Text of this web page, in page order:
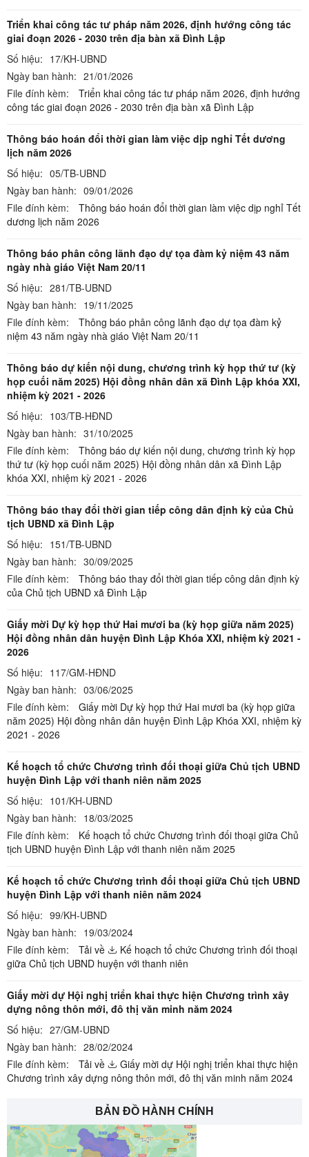
Triển khai công tác tư pháp năm 2026, định hướng công tác
giai đoạn 2026 - 2030 trên địa bàn xã Đình Lập
Số hiệu: 17/KH-UBND
Ngày ban hành: 21/01/2026
File đính kèm:
Triển khai công tác tư pháp năm 2026, định hướng
công tác giai đoạn 2026 - 2030 trên địa bàn xã Đình Lập
Thông báo hoán đổi thời gian làm việc dịp nghỉ Tết dương
lịch năm 2026
Số hiệu: 05/TB-UBND
Ngày ban hành: 09/01/2026
File đính kèm:
Thông báo hoán đổi thời gian làm việc dịp nghỉ Tết
dương lịch năm 2026
Thông báo phân công lãnh đạo dự tọa đàm kỷ niệm 43 năm
ngày nhà giáo Việt Nam 20/11
Số hiệu: 281/TB-UBND
Ngày ban hành: 19/11/2025
File đính kèm:
Thông báo phân công lãnh đạo dự tọa đàm kỷ
niệm 43 năm ngày nhà giáo Việt Nam 20/11
Thông báo dự kiến nội dung, chương trình kỳ họp thứ tư (kỳ
họp cuối năm 2025) Hội đồng nhân dân xã Đình Lập khóa XXI,
nhiệm kỳ 2021 - 2026
Số hiệu: 103/TB-HĐND
Ngày ban hành: 31/10/2025
File đính kèm:
Thông báo dự kiến nội dung, chương trình kỳ họp
thứ tư (kỳ họp cuối năm 2025) Hội đồng nhân dân xã Đình Lập
khóa XXI, nhiệm kỳ 2021 - 2026
Thông báo thay đổi thời gian tiếp công dân định kỳ của Chủ
tịch UBND xã Đình Lập
Số hiệu: 151/TB-UBND
Ngày ban hành: 30/09/2025
File đính kèm:
Thông báo thay đổi thời gian tiếp công dân định kỳ
của Chủ tịch UBND xã Đình Lập
Giấy mời Dự kỳ họp thứ Hai mươi ba (kỳ họp giữa năm 2025)
Hội đồng nhân dân huyện Đình Lập Khóa XXI, nhiệm kỳ 2021 -
2026
Số hiệu: 117/GM-HĐND
Ngày ban hành: 03/06/2025
File đính kèm:
Giấy mời Dự kỳ họp thứ Hai mươi ba (kỳ họp giữa
năm 2025) Hội đồng nhân dân huyện Đình Lập Khóa XXI, nhiệm kỳ
2021 - 2026
Kế hoạch tổ chức Chương trình đối thoại giữa Chủ tịch UBND
huyện Đình Lập với thanh niên năm 2025
Số hiệu: 101/KH-UBND
Ngày ban hành: 18/03/2025
File đính kèm:
Kế hoạch tổ chức Chương trình đối thoại giữa Chủ
tịch UBND huyện Đình Lập với thanh niên năm 2025
Kế hoạch tổ chức Chương trình đối thoại giữa Chủ tịch UBND
huyện Đình Lập với thanh niên năm 2024
Số hiệu: 99/KH-UBND
Ngày ban hành: 19/03/2024
File đính kèm:
Tải về
Kế hoạch tổ chức Chương trình đối thoại
giữa Chủ tịch UBND huyện với thanh niên
Giấy mời dự Hội nghị triển khai thực hiện Chương trình xây
dựng nông thôn mới, đô thị văn minh năm 2024
Số hiệu: 27/GM-UBND
Ngày ban hành: 28/02/2024
File đính kèm:
Tải về
Giấy mời dự Hội nghị triển khai thực hiện
Chương trình xây dựng nông thôn mới, đô thị văn minh năm 2024
BẢN ĐỒ HÀNH CHÍNH